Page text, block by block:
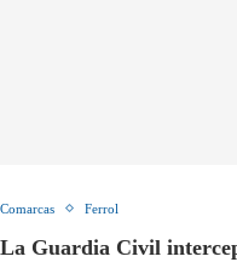
Comarcas Ferrol
La Guardia Civil